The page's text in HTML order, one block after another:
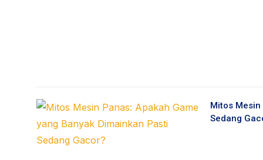
Mitos Mesin
Sedang